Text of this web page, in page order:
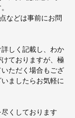
などは事前にお問
しく記載し、わか
ておりますが、極
ただく場合もござ
ましたらお気軽に
くしております